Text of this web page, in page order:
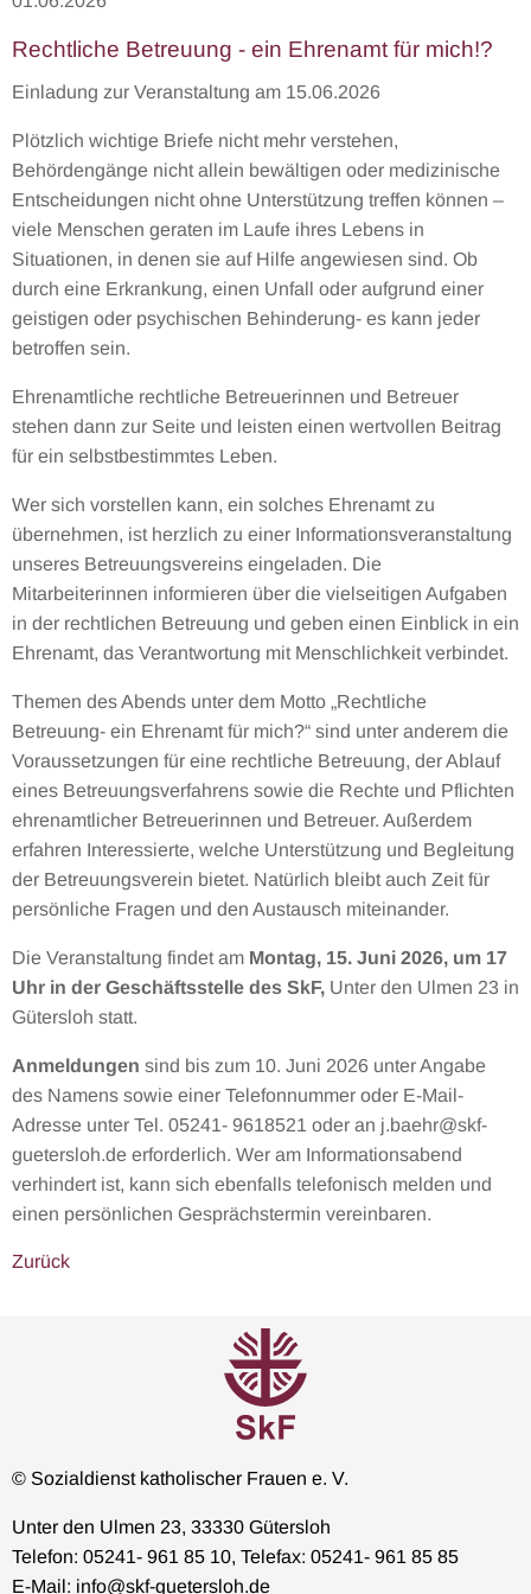
Rechtliche Betreuung - ein Ehrenamt für mich!?
Einladung zur Veranstaltung am 15.06.2026
Plötzlich wichtige Briefe nicht mehr verstehen,
Behördengänge nicht allein bewältigen oder medizinische
Entscheidungen nicht ohne Unterstützung treffen können –
viele Menschen geraten im Laufe ihres Lebens in
Situationen, in denen sie auf Hilfe angewiesen sind. Ob
durch eine Erkrankung, einen Unfall oder aufgrund einer
geistigen oder psychischen Behinderung- es kann jeder
betroffen sein.
Ehrenamtliche rechtliche Betreuerinnen und Betreuer
stehen dann zur Seite und leisten einen wertvollen Beitrag
für ein selbstbestimmtes Leben.
Wer sich vorstellen kann, ein solches Ehrenamt zu
übernehmen, ist herzlich zu einer Informationsveranstaltung
unseres Betreuungsvereins eingeladen. Die
Mitarbeiterinnen informieren über die vielseitigen Aufgaben
in der rechtlichen Betreuung und geben einen Einblick in ein
Ehrenamt, das Verantwortung mit Menschlichkeit verbindet.
Themen des Abends unter dem Motto „Rechtliche
Betreuung- ein Ehrenamt für mich?“ sind unter anderem die
Voraussetzungen für eine rechtliche Betreuung, der Ablauf
eines Betreuungsverfahrens sowie die Rechte und Pflichten
ehrenamtlicher Betreuerinnen und Betreuer. Außerdem
erfahren Interessierte, welche Unterstützung und Begleitung
der Betreuungsverein bietet. Natürlich bleibt auch Zeit für
persönliche Fragen und den Austausch miteinander.
Die Veranstaltung findet am Montag, 15. Juni 2026, um 17
Uhr in der Geschäftsstelle des SkF, Unter den Ulmen 23 in
Gütersloh statt.
Anmeldungen sind bis zum 10. Juni 2026 unter Angabe
des Namens sowie einer Telefonnummer oder E-Mail-
Adresse unter Tel. 05241- 9618521 oder an j.baehr@skf-
guetersloh.de erforderlich. Wer am Informationsabend
verhindert ist, kann sich ebenfalls telefonisch melden und
einen persönlichen Gesprächstermin vereinbaren.
Zurück
© Sozialdienst katholischer Frauen e. V.
Unter den Ulmen 23, 33330 Gütersloh
Telefon: 05241- 961 85 10, Telefax: 05241- 961 85 85
E-Mail: info@skf-guetersloh.de